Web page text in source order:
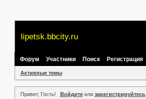
lipetsk.bbcity.ru
Форум Участники Поиск Регистрация
Активные темы
Привет, Гость! Войдитеили зарегистрируйтесь.